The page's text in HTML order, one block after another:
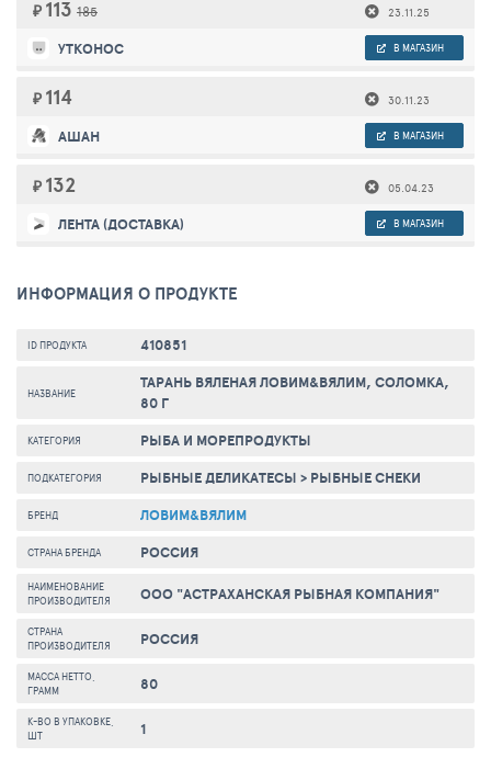
₽ 113 185 23.11.25
УТКОНОС В МАГАЗИН
₽ 114 30.11.23
АШАН В МАГАЗИН
₽ 132 05.04.23
ЛЕНТА (ДОСТАВКА) В МАГАЗИН
ИНФОРМАЦИЯ О ПРОДУКТЕ
ID ПРОДУКТА 410851
НАЗВАНИЕ
ТАРАНЬ ВЯЛЕНАЯ ЛОВИМ&ВЯЛИМ, СОЛОМКА,
80 Г
КАТЕГОРИЯ РЫБА И МОРЕПРОДУКТЫ
ПОДКАТЕГОРИЯ РЫБНЫЕ ДЕЛИКАТЕСЫ > РЫБНЫЕ СНЕКИ
БРЕНД ЛОВИМ&ВЯЛИМ
СТРАНА БРЕНДА РОССИЯ
НАИМЕНОВАНИЕ
ПРОИЗВОДИТЕЛЯ
ООО "АСТРАХАНСКАЯ РЫБНАЯ КОМПАНИЯ"
СТРАНА
ПРОИЗВОДИТЕЛЯ
РОССИЯ
МАССА НЕТТО,
ГРАММ
80
К-ВО В УПАКОВКЕ,
ШТ
1